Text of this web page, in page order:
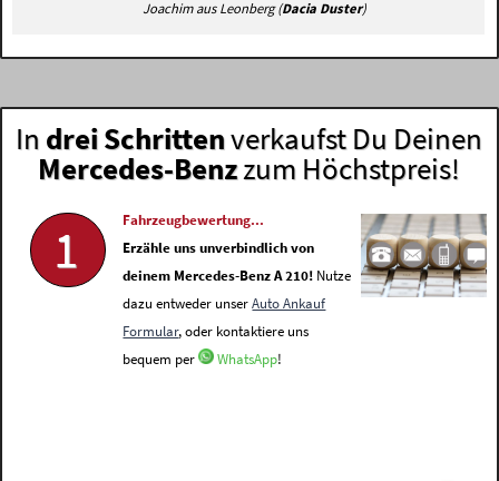
Joachim aus Leonberg (Dacia Duster)
In drei Schrittenverkaufst Du Deinen
Mercedes-Benzzum Höchstpreis!
1
Fahrzeugbewertung...
Erzähle uns unverbindlich von
deinem Mercedes-Benz A 210! Nutze
dazu entweder unserAuto Ankauf
Formular, oder kontaktiere uns
bequem per
WhatsApp!